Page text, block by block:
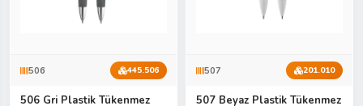
506 445.506
506 Gri Plastik Tükenmez
507 201.010
507 Beyaz Plastik Tükenmez